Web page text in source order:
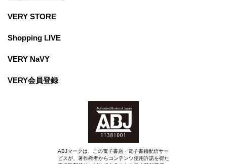
VERY STORE
Shopping LIVE
VERY NaVY
VERY会員登録
ABJマークは、この電子書店・電子書籍配信サー
ビスが、著作権者からコンテンツ使用許諾を得た